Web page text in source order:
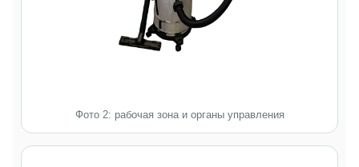
Фото 2: рабочая зона и органы управления